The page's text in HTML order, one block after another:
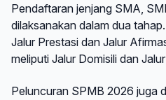
Pendaftaran jenjang SMA,
dilaksanakan dalam dua
Jalur Prestasi dan Jalur
meliputi Jalur Domisili dan
Peluncuran SPMB 2026 juga